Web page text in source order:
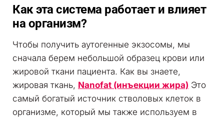
Как эта система работает и влияет
на организм?
Чтобы получить аутогенные экзосомы, мы
сначала берем небольшой образец крови или
жировой ткани пациента. Как вы знаете,
жировая ткань, Nanofat (инъекции жира) Это
самый богатый источник стволовых клеток в
организме, который мы также используем в